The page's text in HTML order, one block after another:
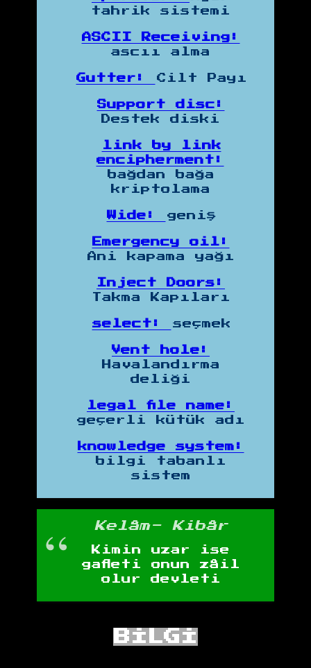
tahrik sistemi
ASCII Receiving:
ascıı alma
Gutter: Cilt Payı
Support disc:
Destek diski
link by link
encipherment:
bağdan bağa
kriptolama
Wide: geniş
Emergency oil:
Ani kapama yağı
Inject Doors:
Takma Kapıları
select: seçmek
Vent hole:
Havalandırma
deliği
legal file name:
geçerli kütük adı
knowledge system:
bilgi tabanlı
sistem
Kelâm- Kibâr
Kimin uzar ise
gafleti onun zâil
olur devleti
BİLGİ